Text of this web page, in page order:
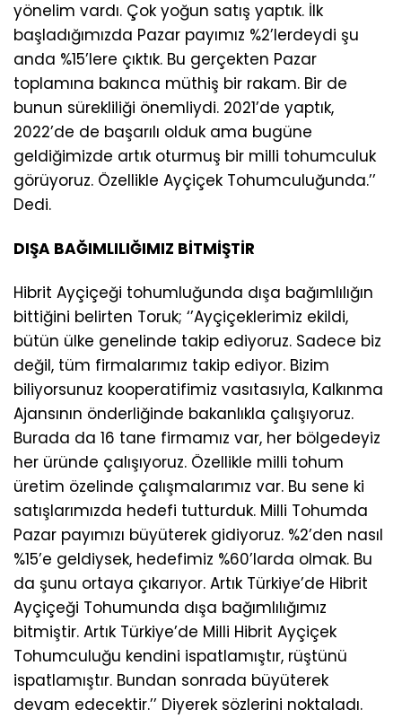
yönelim vardı. Çok yoğun satış yaptık. İlk
başladığımızda Pazar payımız %2’lerdeydi şu
anda %15’lere çıktık. Bu gerçekten Pazar
toplamına bakınca müthiş bir rakam. Bir de
bunun sürekliliği önemliydi. 2021’de yaptık,
2022’de de başarılı olduk ama bugüne
geldiğimizde artık oturmuş bir milli tohumculuk
görüyoruz. Özellikle Ayçiçek Tohumculuğunda.’’
Dedi.
DIŞA BAĞIMLILIĞIMIZ BİTMİŞTİR
Hibrit Ayçiçeği tohumluğunda dışa bağımlılığın
bittiğini belirten Toruk; ‘’Ayçiçeklerimiz ekildi,
bütün ülke genelinde takip ediyoruz. Sadece biz
değil, tüm firmalarımız takip ediyor. Bizim
biliyorsunuz kooperatifimiz vasıtasıyla, Kalkınma
Ajansının önderliğinde bakanlıkla çalışıyoruz.
Burada da 16 tane firmamız var, her bölgedeyiz
her üründe çalışıyoruz. Özellikle milli tohum
üretim özelinde çalışmalarımız var. Bu sene ki
satışlarımızda hedefi tutturduk. Milli Tohumda
Pazar payımızı büyüterek gidiyoruz. %2’den nasıl
%15’e geldiysek, hedefimiz %60’larda olmak. Bu
da şunu ortaya çıkarıyor. Artık Türkiye’de Hibrit
Ayçiçeği Tohumunda dışa bağımlılığımız
bitmiştir. Artık Türkiye’de Milli Hibrit Ayçiçek
Tohumculuğu kendini ispatlamıştır, rüştünü
ispatlamıştır. Bundan sonrada büyüterek
devam edecektir.’’ Diyerek sözlerini noktaladı.